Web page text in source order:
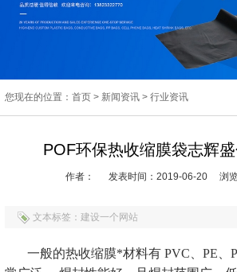
您现在的位置：首页 > 新闻资讯 >行业资讯
POF环保热收缩膜袋志辉
作者： 发表时间：2019-06-20 浏
文本标签：建设一个网站
一般的热收缩膜*材料有 PVC、PE、